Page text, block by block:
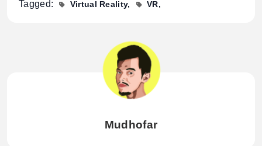
Tagged: Virtual Reality VR
Mudhofar